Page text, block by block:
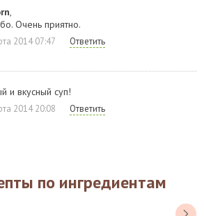
,
Очень приятно.
2014 07:47 Ответить
и вкусный суп!
2014 20:08 Ответить
по ингредиентам